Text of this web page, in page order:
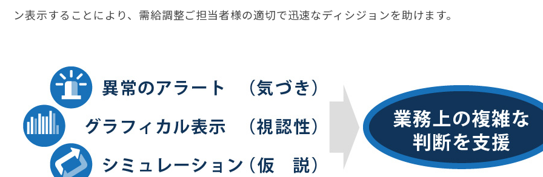
ン表示することにより、需給調整ご担当者様の適切で迅速なディシジョンを助けます。